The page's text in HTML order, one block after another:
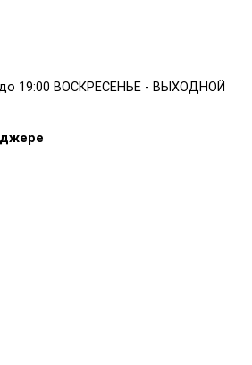
19:00 ВОСКРЕСЕНЬЕ - ВЫХОДНОЙ